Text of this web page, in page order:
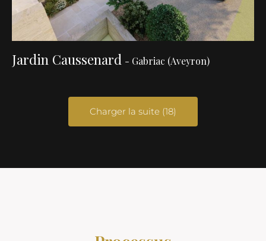
Jardin Caussenard - Gabriac (Aveyron)
Charger la suite (18)